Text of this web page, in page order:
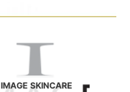
IMAGE SKINCARE